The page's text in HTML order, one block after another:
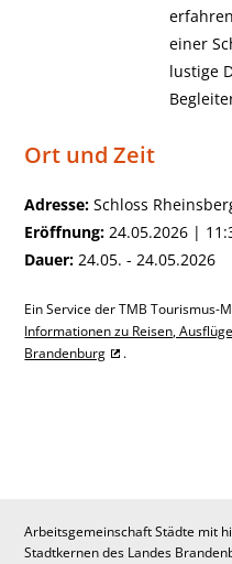
einer
lustige
Ort und Zeit
Adresse: Schloss
Eröffnung: 24.05.2026 |
Dauer: 24.05. - 24.05.2026
Ein Service der TMB Tourismus-
Informationen zu Reisen,
Brandenburg
.
Arbeitsgemeinschaft Städte mit
Stadtkernen des Landes